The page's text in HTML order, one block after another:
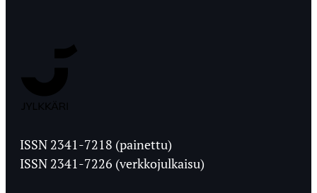
Ylioppilaslehti
ISSN 2341-7218 (painettu)
ISSN 2341-7226 (verkkojulkaisu)